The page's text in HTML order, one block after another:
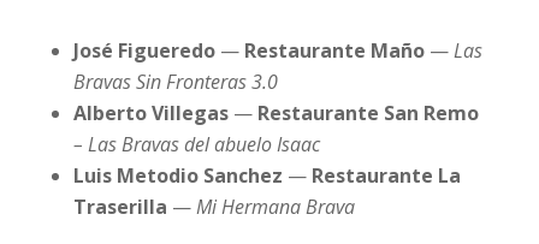
José Figueredo— Restaurante Maño—Las
Bravas Sin Fronteras 3.0
Alberto Villegas— Restaurante San Remo
– Las Bravas del abuelo Isaac
Luis Metodio Sanchez — Restaurante La
Traserilla —Mi Hermana Brava